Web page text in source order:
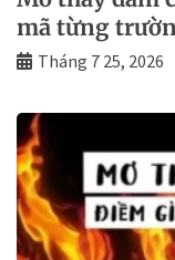
mã từng
Tháng 7 25, 2026